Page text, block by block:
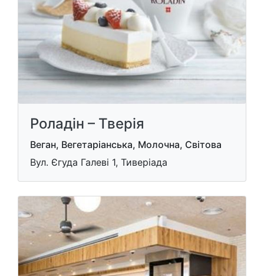
Роладін – Тверія
Веган, Вегетаріанська, Молочна, Світова
Вул. Єгуда Галеві 1, Тиверіада